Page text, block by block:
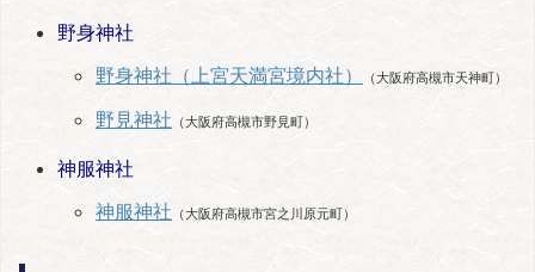
野身神社
野身神社（上宮天満宮境内社）
（大阪府高槻市天神町）
野見神社 （大阪府高槻市野見町）
神服神社
神服神社 （大阪府高槻市宮之川原元町）